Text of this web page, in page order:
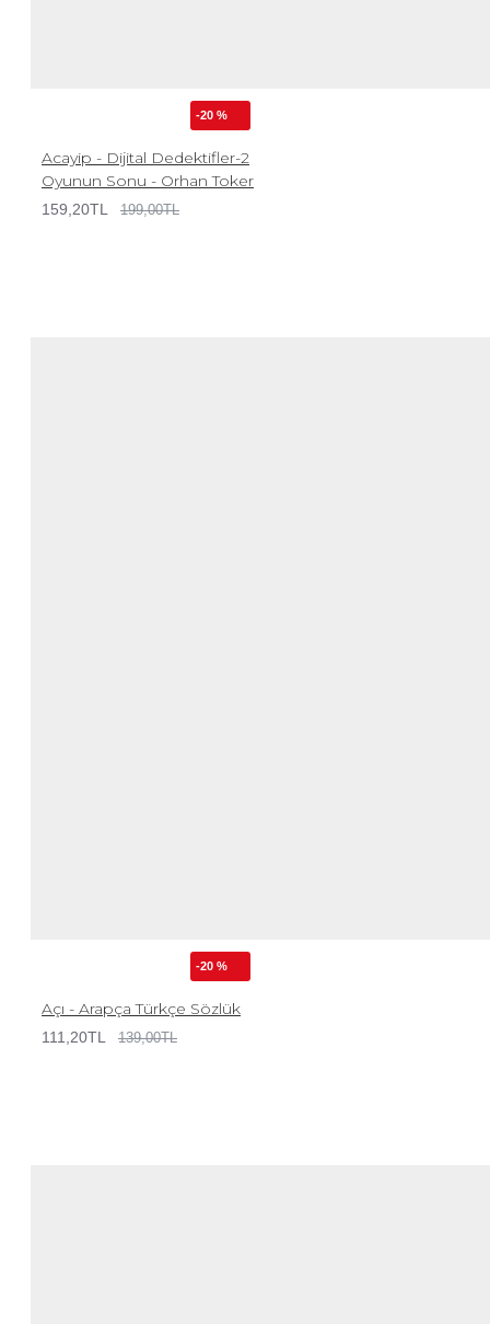
-20 %
Acayip - Dijital Dedektifler-2
Oyunun Sonu - Orhan Toker
159,20TL 199,00TL
-20 %
Açı - Arapça Türkçe Sözlük
111,20TL 139,00TL